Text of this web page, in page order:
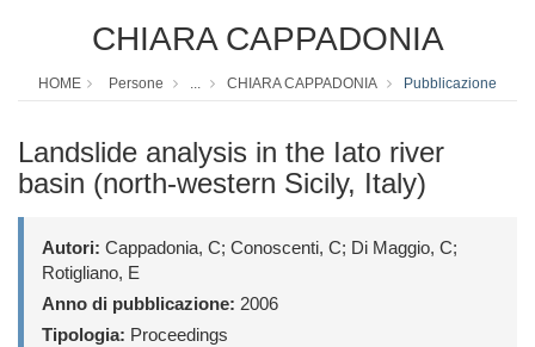
CHIARA CAPPADONIA
HOME Persone ... CHIARA CAPPADONIA Pubblicazione
Landslide analysis in the Iato river
basin (north-western Sicily, Italy)
Autori: Cappadonia, C; Conoscenti, C; Di Maggio, C;
Rotigliano, E
Anno di pubblicazione: 2006
Tipologia: Proceedings